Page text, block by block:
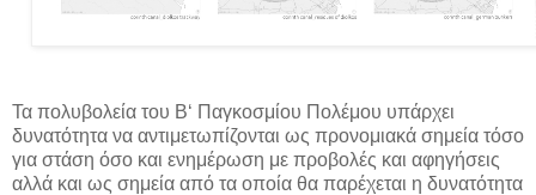
Τα πολυβολεία του Β‘ Παγκοσμίου Πολέμου υπάρχει
δυνατότητα να αντιμετωπίζονται ως προνομιακά σημεία τόσο
για στάση όσο και ενημέρωση με προβολές και αφηγήσεις
αλλά και ως σημεία από τα οποία θα παρέχεται η δυνατότητα